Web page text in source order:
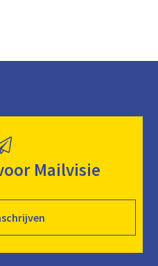
Mailvisie